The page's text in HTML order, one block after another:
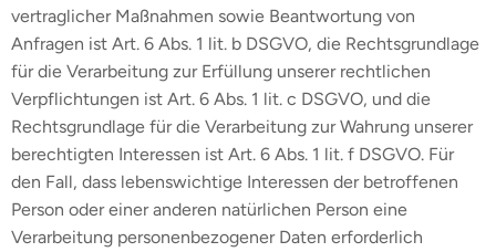
vertraglicher Maßnahmen sowie Beantwortung von
Anfragen ist Art. 6 Abs. 1 lit. b DSGVO, die Rechtsgrundlage
für die Verarbeitung zur Erfüllung unserer rechtlichen
Verpflichtungen ist Art. 6 Abs. 1 lit. c DSGVO, und die
Rechtsgrundlage für die Verarbeitung zur Wahrung unserer
berechtigten Interessen ist Art. 6 Abs. 1 lit. f DSGVO. Für
den Fall, dass lebenswichtige Interessen der betroffenen
Person oder einer anderen natürlichen Person eine
Verarbeitung personenbezogener Daten erforderlich